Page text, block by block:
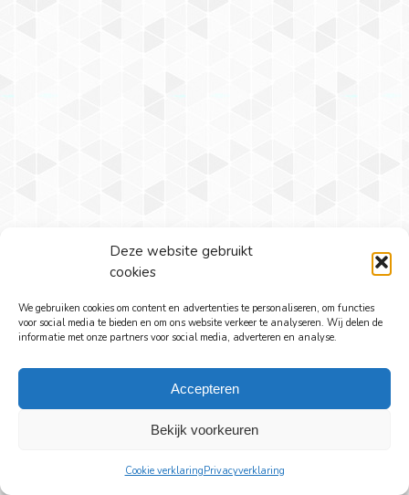
Deze website gebruikt
cookies
We gebruiken cookies om content en advertenties te personaliseren, om functies
voor social media te bieden en om ons website verkeer te analyseren. Wij delen de
informatie met onze partners voor social media, adverteren en analyse.
Accepteren
Bekijk voorkeuren
Cookie verklaringPrivacyverklaring